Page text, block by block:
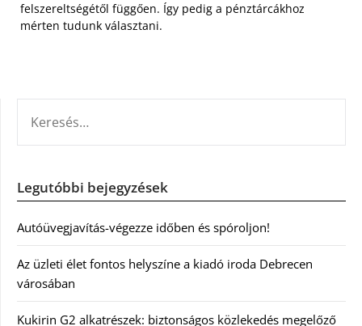
felszereltségétől függően. Így pedig a pénztárcákhoz
mérten tudunk választani.
Legutóbbi bejegyzések
Autóüvegjavítás-végezze időben és spóroljon!
Az üzleti élet fontos helyszíne a kiadó iroda Debrecen
városában
Kukirin G2 alkatrészek: biztonságos közlekedés megelőző